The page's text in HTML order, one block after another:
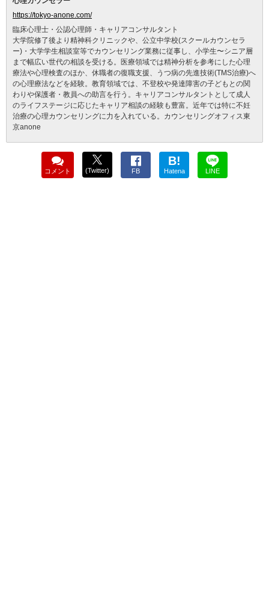
https://tokyo-anone.com/
臨床心理士・公認心理師・キャリアコンサルタント
大学院修了後より精神科クリニックや、公立中学校(スクールカウンセラ
ー)・大学学生相談室等でカウンセリング業務に従事し、小学生〜シニア層
まで幅広い世代の相談を受ける。医療領域では精神分析を参考にした心理
療法や心理検査のほか、休職者の復職支援、うつ病の先進技術(TMS治療)へ
の心理療法などを経験。教育領域では、不登校や発達障害の子どもとの関
わりや保護者・教員への助言を行う。キャリアコンサルタントとして成人
のライフステージに応じたキャリア相談の経験も豊富。近年では特に不妊
治療の心理カウンセリングに力を入れている。カウンセリングオフィス東
京anone
コメント (Twitter) FB
B!
Hatena LINE